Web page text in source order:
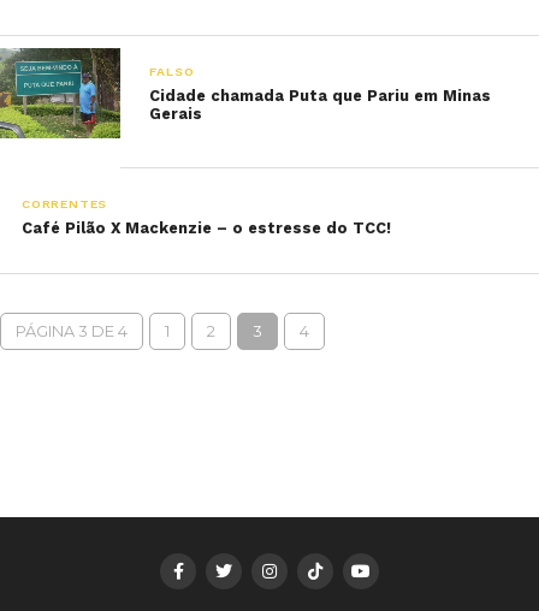
FALSO
Cidade chamada Puta que Pariu em Minas
Gerais
CORRENTES
Café Pilão X Mackenzie – o estresse do TCC!
PÁGINA 3 DE 4 1 2 3 4